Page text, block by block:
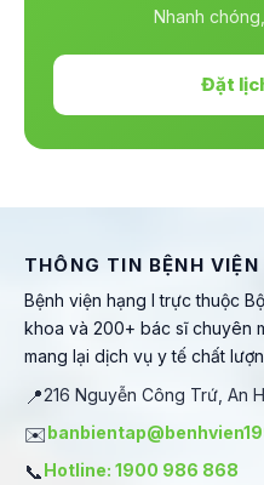
Nhanh
Đặt
THÔNG TIN BỆNH VIỆN
Bệnh viện hạng I trực thuộc
khoa và 200+ bác sĩ chuyên
mang lại dịch vụ y tế chất
📍216 Nguyễn Công Trứ, An
✉️
📞Hotline: 1900 986 868